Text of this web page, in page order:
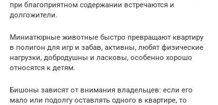
при благоприятном содержании встречаются и
долгожители.
Миниатюрные животные быстро превращают квартиру
в полигон для игр и забав, активны, любят физические
нагрузки, добродушны и ласковы, особенно хорошо
относятся к детям.
Бишоны зависят от внимания владельцев: если его
мало или подолгу оставлять одного в квартире, то